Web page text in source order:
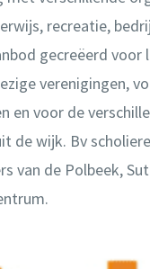
recreatie,
gecreëerd voor
verenigingen,
en voor de
de wijk. Bv
van de Polbeek,